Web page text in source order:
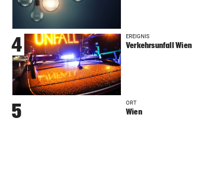
4 EREIGNIS
Verkehrsunfall Wien
5 ORT
Wien